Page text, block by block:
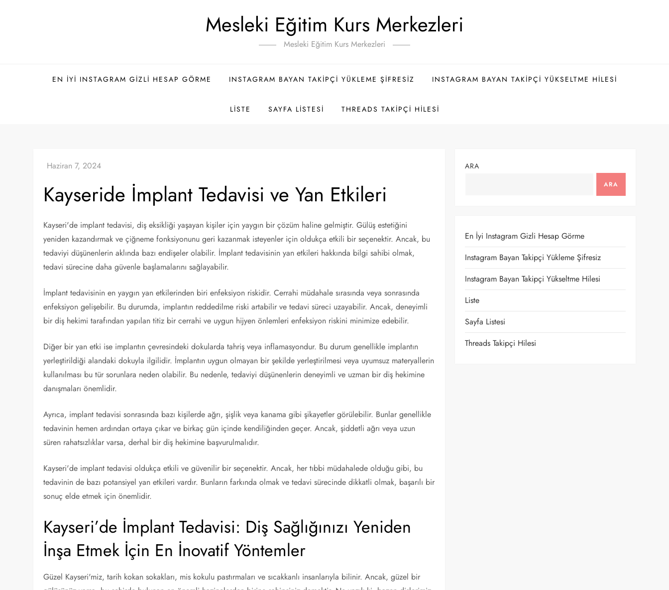
Mesleki Eğitim Kurs Merkezleri
Mesleki Eğitim Kurs Merkezleri
EN İYI INSTAGRAM GIZLI HESAP GÖRME INSTAGRAM BAYAN TAKIPÇI YÜKLEME ŞIFRESIZ INSTAGRAM BAYAN TAKIPÇI YÜKSELTME HILESI
LISTE SAYFA LISTESI THREADS TAKIPÇI HILESI
Kayseride İmplant Tedavisi ve Yan Etkileri
Kayseri'de implant tedavisi, diş eksikliği yaşayan kişiler için yaygın bir çözüm haline gelmiştir. Gülüş estetiğini
yeniden kazandırmak ve çiğneme fonksiyonunu geri kazanmak isteyenler için oldukça etkili bir seçenektir. Ancak, bu
tedaviyi düşünenlerin aklında bazı endişeler olabilir. İmplant tedavisinin yan etkileri hakkında bilgi sahibi olmak,
tedavi sürecine daha güvenle başlamalarını sağlayabilir.
İmplant tedavisinin en yaygın yan etkilerinden biri enfeksiyon riskidir. Cerrahi müdahale sırasında veya sonrasında
enfeksiyon gelişebilir. Bu durumda, implantın reddedilme riski artabilir ve tedavi süreci uzayabilir. Ancak, deneyimli
bir diş hekimi tarafından yapılan titiz bir cerrahi ve uygun hijyen önlemleri enfeksiyon riskini minimize edebilir.
Diğer bir yan etki ise implantın çevresindeki dokularda tahriş veya inflamasyondur. Bu durum genellikle implantın
yerleştirildiği alandaki dokuyla ilgilidir. İmplantın uygun olmayan bir şekilde yerleştirilmesi veya uyumsuz materyallerin
kullanılması bu tür sorunlara neden olabilir. Bu nedenle, tedaviyi düşünenlerin deneyimli ve uzman bir diş hekimine
danışmaları önemlidir.
Ayrıca, implant tedavisi sonrasında bazı kişilerde ağrı, şişlik veya kanama gibi şikayetler görülebilir. Bunlar genellikle
tedavinin hemen ardından ortaya çıkar ve birkaç gün içinde kendiliğinden geçer. Ancak, şiddetli ağrı veya uzun
süren rahatsızlıklar varsa, derhal bir diş hekimine başvurulmalıdır.
Kayseri'de implant tedavisi oldukça etkili ve güvenilir bir seçenektir. Ancak, her tıbbi müdahalede olduğu gibi, bu
tedavinin de bazı potansiyel yan etkileri vardır. Bunların farkında olmak ve tedavi sürecinde dikkatli olmak, başarılı bir
sonuç elde etmek için önemlidir.
Kayseri’de İmplant Tedavisi: Diş Sağlığınızı Yeniden
İnşa Etmek İçin En İnovatif Yöntemler
Güzel Kayseri'miz, tarih kokan sokakları, mis kokulu pastırmaları ve sıcakkanlı insanlarıyla bilinir. Ancak, güzel bir
ARA
ARA
En İyi Instagram Gizli Hesap Görme
Instagram Bayan Takipçi Yükleme Şifresiz
Instagram Bayan Takipçi Yükseltme Hilesi
Liste
Sayfa Listesi
Threads Takipçi Hilesi